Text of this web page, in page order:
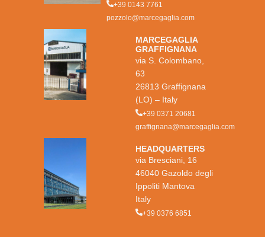
+39 0143 7761
pozzolo@marcegaglia.com
MARCEGAGLIA
GRAFFIGNANA
via S. Colombano,
63
26813 Graffignana
(LO) – Italy
+39 0371 20681
graffignana@marcegaglia.com
HEADQUARTERS
via Bresciani, 16
46040 Gazoldo degli
Ippoliti Mantova
Italy
+39 0376 6851